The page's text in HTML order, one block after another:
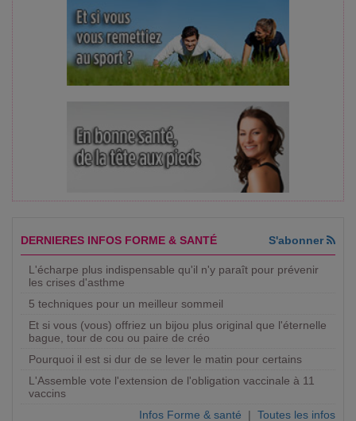
DERNIERES INFOS FORME & SANTÉ S'abonner
L'écharpe plus indispensable qu'il n'y paraît pour prévenir
les crises d'asthme
5 techniques pour un meilleur sommeil
Et si vous (vous) offriez un bijou plus original que l'éternelle
bague, tour de cou ou paire de créo
Pourquoi il est si dur de se lever le matin pour certains
L'Assemble vote l'extension de l'obligation vaccinale à 11
vaccins
Infos Forme & santé | Toutes les infos